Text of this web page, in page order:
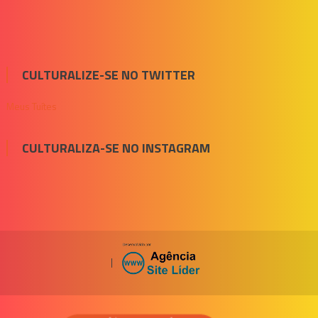
CULTURALIZE-SE NO TWITTER
Meus Tuítes
CULTURALIZA-SE NO INSTAGRAM
|